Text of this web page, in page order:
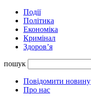
Події
Політика
Економіка
Кримінал
Здоров’я
пошук
Повідомити новину
Про нас